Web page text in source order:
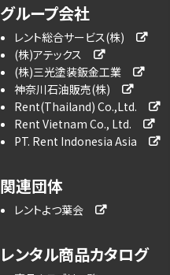
グループ会社
レント総合サービス(株)
(株)アテックス
(株)三光塗装鈑金工業
神奈川石油販売(株)
Rent(Thailand) Co.,Ltd.
Rent Vietnam Co., Ltd.
PT. Rent Indonesia Asia
関連団体
レントよつ葉会
レンタル商品カタログ